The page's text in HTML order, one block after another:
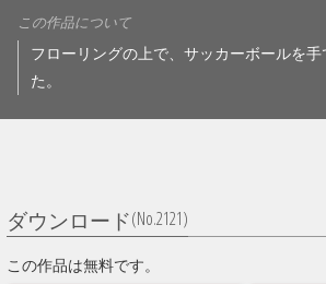
この作品について
フローリングの上で、サッカーボールを
た。
ダウンロード(No.2121)
この作品は無料です。